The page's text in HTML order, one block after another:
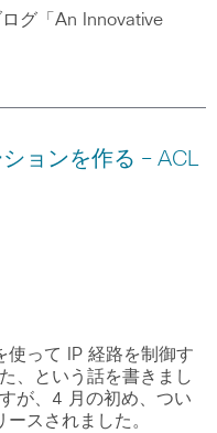
グ「An Innovative
ョンを作る – ACL
使って IP 経路を制御す
、という話を書きまし
が、4 月の初め、つい
スされました。